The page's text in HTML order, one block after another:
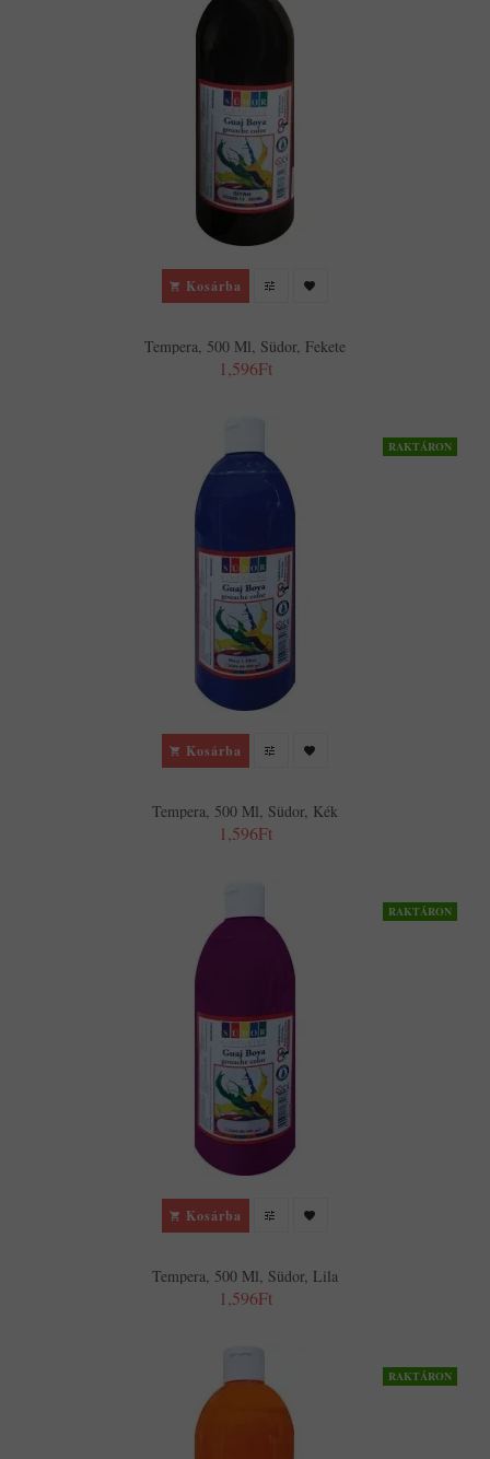
Kosárba
Tempera, 500 Ml, Südor, Fekete
1,596Ft
RAKTÁRON
Kosárba
Tempera, 500 Ml, Südor, Kék
1,596Ft
RAKTÁRON
Kosárba
Tempera, 500 Ml, Südor, Lila
1,596Ft
RAKTÁRON